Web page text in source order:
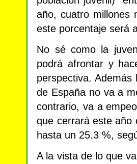
año, cuatro millones
este porcentaje será
No sé como la
podrá afrontar y
perspectiva.
de España no va a
contrario, va a
que cerrará este año
hasta un 25.3 %,
A la vista de lo que